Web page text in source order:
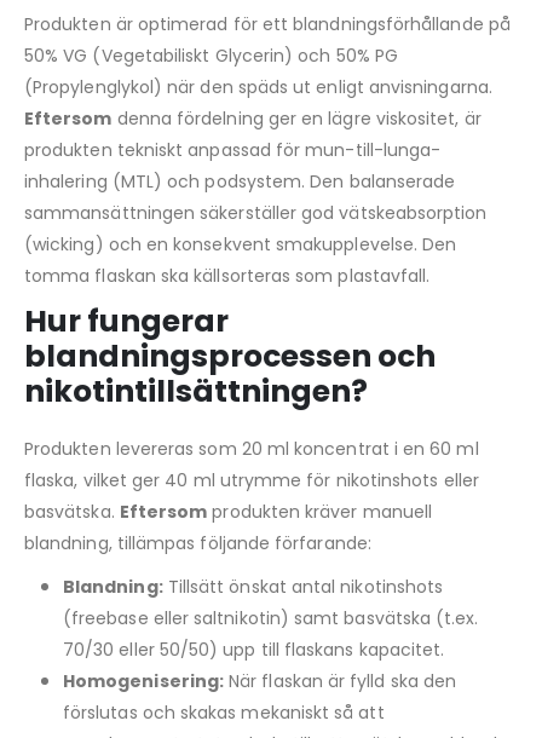
Produkten är optimerad för ett blandningsförhållande på
50% VG (Vegetabiliskt Glycerin) och 50% PG
(Propylenglykol) när den späds ut enligt anvisningarna.
Eftersom denna fördelning ger en lägre viskositet, är
produkten tekniskt anpassad för mun-till-lunga-
inhalering (MTL) och podsystem. Den balanserade
sammansättningen säkerställer god vätskeabsorption
(wicking) och en konsekvent smakupplevelse. Den
tomma flaskan ska källsorteras som plastavfall.
Hur fungerar
blandningsprocessen och
nikotintillsättningen?
Produkten levereras som 20 ml koncentrat i en 60 ml
flaska, vilket ger 40 ml utrymme för nikotinshots eller
basvätska. Eftersom produkten kräver manuell
blandning, tillämpas följande förfarande:
Blandning:Tillsätt önskat antal nikotinshots
(freebase eller saltnikotin) samt basvätska (t.ex.
70/30 eller 50/50) upp till flaskans kapacitet.
Homogenisering: När flaskan är fylld ska den
förslutas och skakas mekaniskt så att